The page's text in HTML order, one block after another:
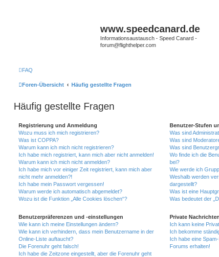
www.speedcanard.de
Informationsaustausch - Speed Canard -
forum@flighthelper.com
FAQ
Foren-Übersicht Häufig gestellte Fragen
Häufig gestellte Fragen
Registrierung und Anmeldung
Wozu muss ich mich registrieren?
Was ist COPPA?
Warum kann ich mich nicht registrieren?
Ich habe mich registriert, kann mich aber nicht anmelden!
Warum kann ich mich nicht anmelden?
Ich habe mich vor einiger Zeit registriert, kann mich aber
nicht mehr anmelden?!
Ich habe mein Passwort vergessen!
Warum werde ich automatisch abgemeldet?
Wozu ist die Funktion „Alle Cookies löschen“?
Benutzerpräferenzen und -einstellungen
Wie kann ich meine Einstellungen ändern?
Wie kann ich verhindern, dass mein Benutzername in der
Online-Liste auftaucht?
Die Forenuhr geht falsch!
Ich habe die Zeitzone eingestellt, aber die Forenuhr geht
Benutzer-Stufen
Was sind
Was sind
Was sind
Wo finde ich die
bei?
Wie werde ich
Weshalb werden
dargestellt?
Was ist eine
Was bedeutet der
Private
Ich kann keine
Ich bekomme
Ich habe eine
Forums erhalten!